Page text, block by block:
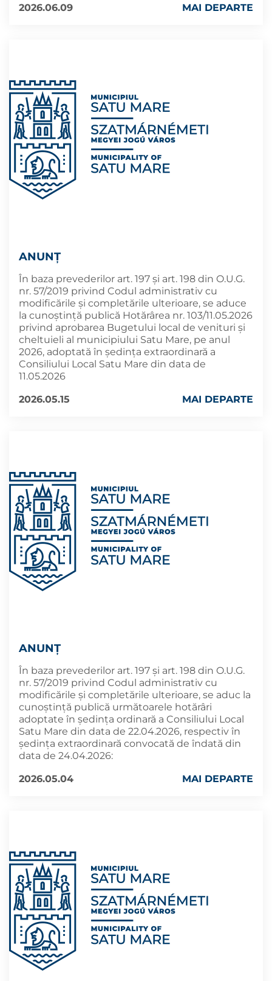
2026.06.09
MAI DEPARTE
ANUNȚ
În baza prevederilor art. 197 și art. 198 din O.U.G.
nr. 57/2019 privind Codul administrativ cu
modificările și completările ulterioare, se aduce
la cunoştinţă publică Hotărârea nr. 103/11.05.2026
privind aprobarea Bugetului local de venituri şi
cheltuieli al municipiului Satu Mare, pe anul
2026, adoptată în şedința extraordinară a
Consiliului Local Satu Mare din data de
11.05.2026
2026.05.15
MAI DEPARTE
ANUNȚ
În baza prevederilor art. 197 și art. 198 din O.U.G.
nr. 57/2019 privind Codul administrativ cu
modificările și completările ulterioare, se aduc la
cunoştinţă publică următoarele hotărâri
adoptate în şedința ordinară a Consiliului Local
Satu Mare din data de 22.04.2026, respectiv în
ședința extraordinară convocată de îndată din
data de 24.04.2026:
2026.05.04
MAI DEPARTE